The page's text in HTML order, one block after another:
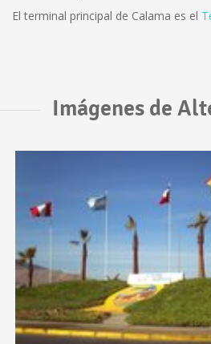
El terminal principal de Calama es el
Imágenes de